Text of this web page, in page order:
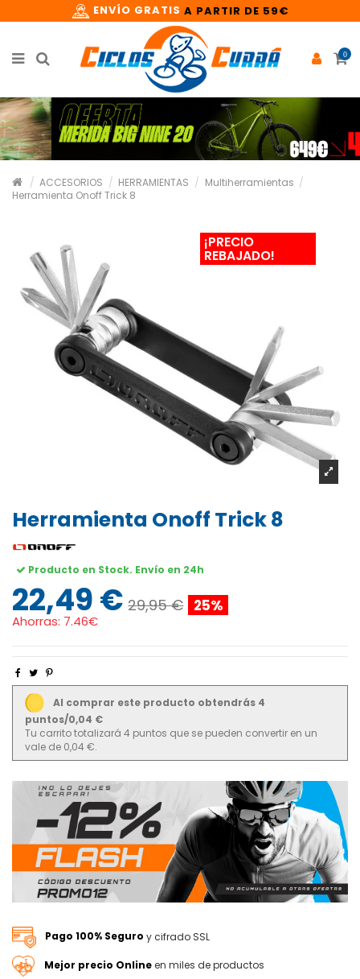
ENVÍO GRATIS A PARTIR DE 59€
0
ACCESORIOS HERRAMIENTAS
Multiherramientas
Herramienta Onoff Trick 8
¡PRECIO
REBAJADO!
Herramienta Onoff Trick 8
Producto en Stock. Envío en 24h
22,49 € 29,95 € 25%
Ahorras: 7.46€
Al comprar este producto obtendrás 4
puntos/0,04 €
Tu carrito totalizará 4 puntos que se pueden convertir en un
vale de 0,04 €.
Pago 100% Seguro y cifrado SSL
Mejor precio Onlineen miles de productos